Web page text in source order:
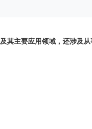
量的选择题、填空和判
其主要应用领域，还涉及从